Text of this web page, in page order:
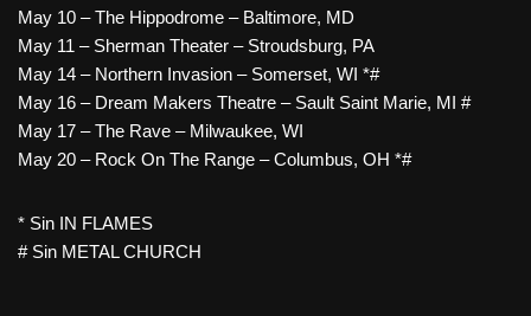
May 10 – The Hippodrome – Baltimore, MD
May 11 – Sherman Theater – Stroudsburg, PA
May 14 – Northern Invasion – Somerset, WI *#
May 16 – Dream Makers Theatre – Sault Saint Marie, MI #
May 17 – The Rave – Milwaukee, WI
May 20 – Rock On The Range – Columbus, OH *#
* Sin IN FLAMES
# Sin METAL CHURCH